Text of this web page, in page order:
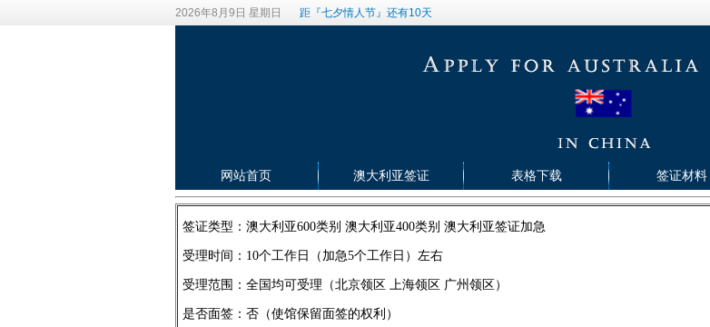
2026年8月9日 星期日 距『七夕情人节』还有10天
网站首页 澳大利亚签证 表格下载 签证材料
签证类型：澳大利亚600类别 澳大利亚400类别 澳大利亚签证加急
受理时间：10个工作日（加急5个工作日）左右
受理范围：全国均可受理（北京领区 上海领区 广州领区）
是否面签：否（使馆保留面签的权利）